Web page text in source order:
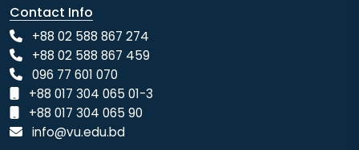
Contact Info
+88 02 588 867 274
+88 02 588 867 459
096 77 601 070
+88 017 304 065 01-3
+88 017 304 065 90
info@vu.edu.bd